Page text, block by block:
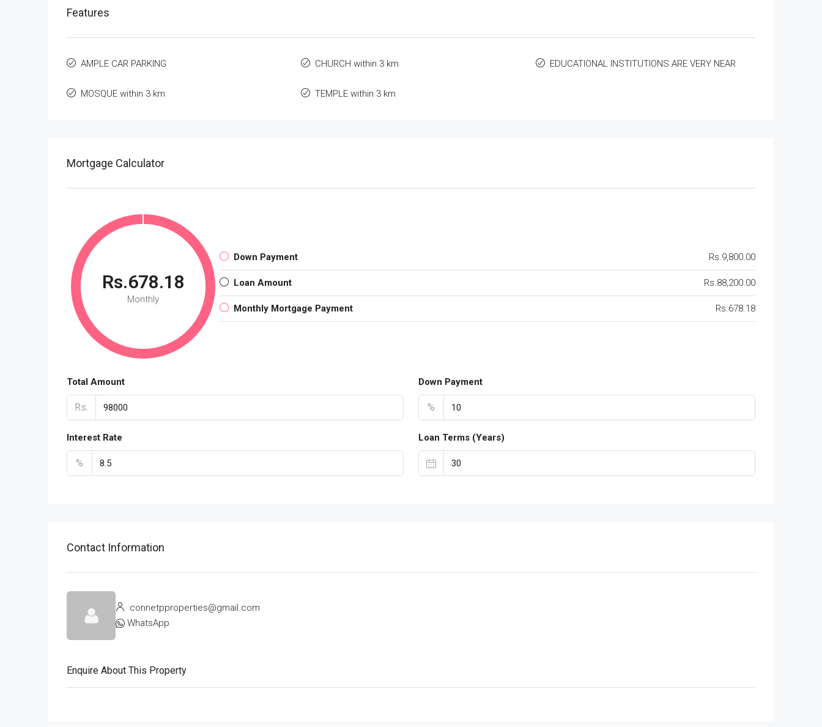
Features
AMPLE CAR PARKING CHURCH within 3 km EDUCATIONAL INSTITUTIONS ARE VERY NEAR
MOSQUE within 3 km TEMPLE within 3 km
Mortgage Calculator
Rs.678.18
Monthly
Down Payment Rs.9,800.00
Loan Amount Rs.88,200.00
Monthly Mortgage Payment Rs.678.18
Total Amount
Rs.
Down Payment
%
Interest Rate
%
Loan Terms (Years)
Contact Information
connetpproperties@gmail.com
WhatsApp
Enquire About This Property